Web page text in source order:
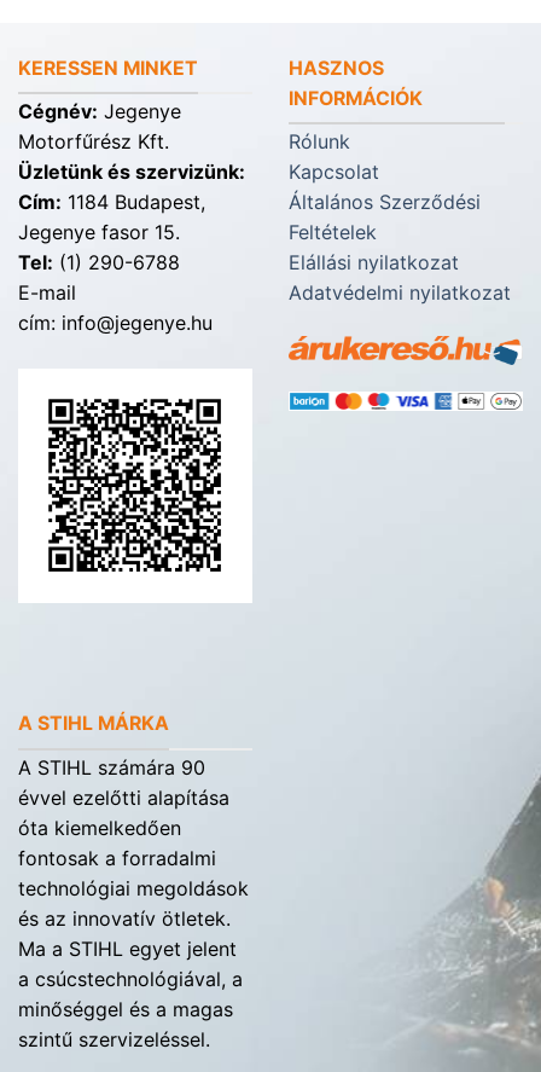
KERESSEN MINKET
Cégnév: Jegenye
Motorfűrész Kft.
Üzletünk és szervizünk:
Cím: 1184 Budapest,
Jegenye fasor 15.
Tel: (1) 290-6788
E-mail
cím: info@jegenye.hu
HASZNOS
INFORMÁCIÓK
Rólunk
Kapcsolat
Általános Szerződési
Feltételek
Elállási nyilatkozat
Adatvédelmi nyilatkozat
A STIHL MÁRKA
A STIHL számára 90
évvel ezelőtti alapítása
óta kiemelkedően
fontosak a forradalmi
technológiai megoldások
és az innovatív ötletek.
Ma a STIHL egyet jelent
a csúcstechnológiával, a
minőséggel és a magas
szintű szervizeléssel.